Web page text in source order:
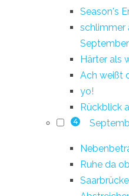
Season's
schlimmer
September
Härter als
Ach weißt
yo!
Rückblick
4
Ruhe da